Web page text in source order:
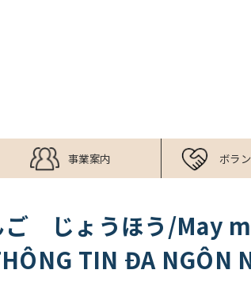
事業案内 ボラ
ご じょうほう/May
TIN ĐA NGÔN